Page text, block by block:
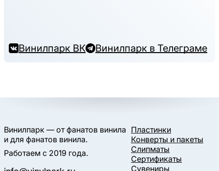
Винилпарк ВК Винилпарк в Телеграме
Винилпарк — от фанатов винила
и для фанатов винила.
Работаем с 2019 года.
Пластинки
Конверты и пакеты
Слипматы
Сертификаты
Сувениры